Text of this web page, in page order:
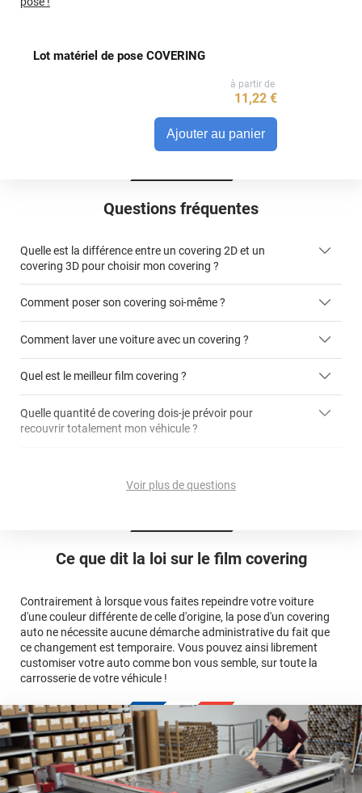
Ce que dit la loi sur le film covering
Contrairement à lorsque vous faites repeindre votre voiture
d'une couleur différente de celle d'origine, la pose d'un covering
auto ne nécessite aucune démarche administrative du fait que
ce changement est temporaire. Vous pouvez ainsi librement
customiser votre auto comme bon vous semble, sur toute la
carrosserie de votre véhicule !
Questions fréquentes
Quelle est la différence entre un covering 2D et un
covering 3D pour choisir mon covering ?
covering 2D
covering 3D
Comment poser son covering soi-même ?
Comment laver une voiture avec un covering ?
Quel est le meilleur film covering ?
covering 2D
Quelle quantité de covering dois-je prévoir pour
recouvrir totalement mon véhicule ?
avant jusqu'au bas du parechoc arrière, en passant par le
Multipliez ce résultat par 3.
conseillers
commerciaux
pose
Le covering protège la peinture d'origine, pour la garder en
Le covering peut s'enlever à tout moment
Le covering revient moins cher
covering 3D
calculateur
Voir plus de questions
Lot matériel de pose COVERING
Ajouter au panier
à partir de
11,22 €